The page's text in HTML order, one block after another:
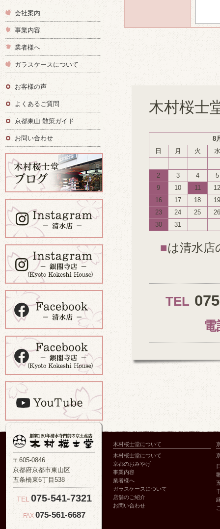
木村桜士
8
日
月 火 水
2 3 4
5
9
10 11
12
16
17 18
19
23
24 25
26
30
31
■は清水店
TEL
電
会社案内
事業内容
業者様へ
ガラスケースについて
お客様の声
よくあるご質問
京都東山 散策ガイド
お問い合わせ
〒605-0846
京都府京都市東山区
五条橋東6丁目538
TEL 075-541-7321
FAX 075-561-6687
木村桜士堂について
木村桜士堂について
京都のおみやげ
事業内容
業者様へ
ガラスケースについて
店舗のご紹介
お問い合わせ